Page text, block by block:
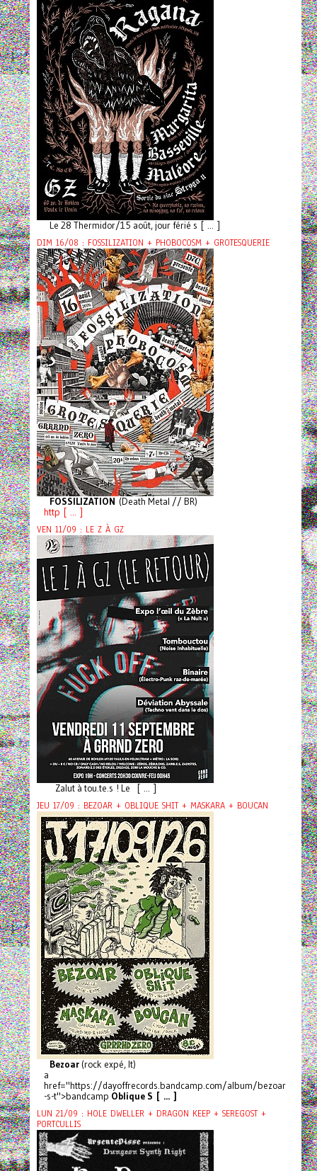
Le 28 Thermidor/15 août, jour férié s [ ... ]
DIM 16/08 : FOSSILIZATION + PHOBOCOSM + GROTESQUERIE
FOSSILIZATION (Death Metal // BR)
http [ ... ]
VEN 11/09 : LE Z À GZ
Zalut à tou.te.s ! Le [ ... ]
JEU 17/09 : BEZOAR + OBLIQUE SHIT + MASKARA + BOUCAN
Bezoar(rock expé, It)
a
href="https://dayoffrecords.bandcamp.com/album/bezoar
-s-t">bandcamp Oblique S [ ... ]
LUN 21/09 : HOLE DWELLER + DRAGON KEEP + SEREGOST +
PORTCULLIS